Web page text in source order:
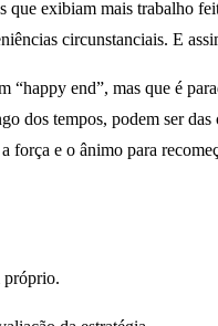
exibiam mais trabalho
circunstanciais. E
“happy end”, mas que é
dos tempos, podem ser
força e o ânimo para
próprio.